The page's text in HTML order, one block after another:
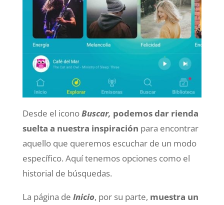
Desde el iconoBuscar, podemos dar rienda
suelta a nuestra inspiración para encontrar
aquello que queremos escuchar de un modo
específico. Aquí tenemos opciones como el
historial de búsquedas.
La página de Inicio, por su parte, muestra un